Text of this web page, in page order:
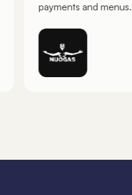
payments and menus.